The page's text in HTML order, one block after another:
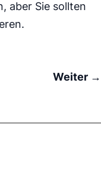
aber Sie sollten
Weiter →